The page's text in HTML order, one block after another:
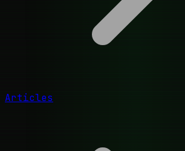
Articles